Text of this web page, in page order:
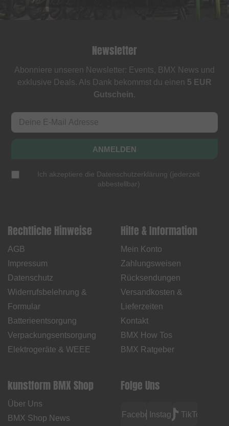
Newsletter
Abonniere unseren Newsletter: Events, BMX News und
exklusive Deals. Als Dank bekommst du einen 5 EUR
Gutschein.
ANMELDEN
Ich akzeptiere die Datenschutzerklärung (jederzeit
abbestellbar)
Rechtliche Hinweise
AGB
Impressum
Datenschutz
Widerrufsbelehrung &
Formular
Batterieentsorgung
Verpackungsentsorgung
Elektrogeräte & WEEE
Hilfe & Information
Mein Konto
Zahlungsweisen
Rücksendungen
Versandkosten &
Lieferzeiten
Kontakt
BMX How Tos
BMX Ratgeber
kunstform BMX Shop
Über Uns
BMX Shop News
Folge Uns
FacebookInstagramTikTok